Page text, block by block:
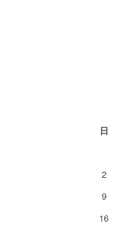
日
2
9
16